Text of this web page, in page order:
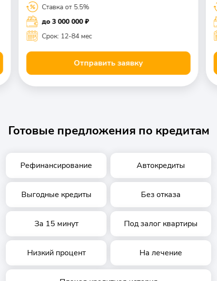
Ставка от 5.5%
до 3 000 000 ₽
Срок: 12-84 мес
Отправить заявку
Готовые предложения по кредитам
Рефинансирование Автокредиты
Выгодные кредиты Без отказа
За 15 минут Под залог квартиры
Низкий процент На лечение